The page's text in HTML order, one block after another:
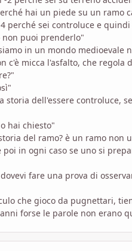
hai un piede su un ramo
perché sei controluce e
puoi prenderlo"
in un mondo medioevale
c'è micca l'asfalto, che regola
storia dell'essere controluce,
hai chiesto"
del ramo? è un ramo non
in ogni caso se uno si
fare una prova di
che gioco da pugnettari,
forse le parole non erano